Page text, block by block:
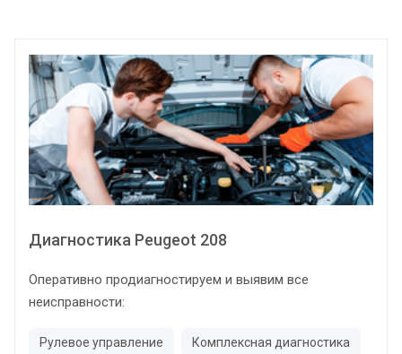
Диагностика Peugeot 208
Оперативно продиагностируем и выявим все
неисправности:
Рулевое управление Комплексная диагностика